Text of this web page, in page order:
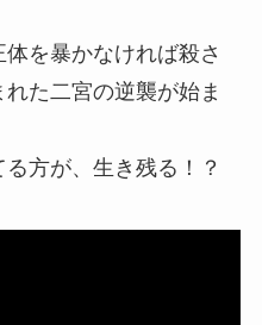
を暴かなければ殺さ
た二宮の逆襲が始ま
方が、生き残る！？